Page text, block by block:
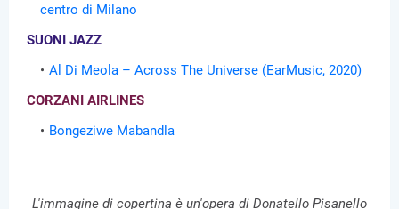
centro di Milano
SUONI JAZZ
Al Di Meola – Across The Universe (EarMusic, 2020)
CORZANI AIRLINES
Bongeziwe Mabandla
L'immagine di copertina è un'opera di Donatello Pisanello